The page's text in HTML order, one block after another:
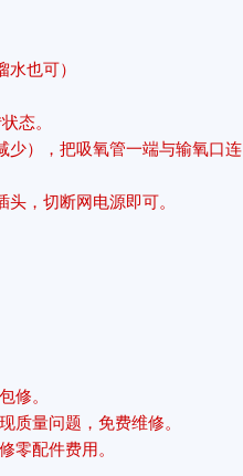
也可）
态。
少），把吸氧管一端与输氧口连
，切断网电源即可。
修。
质量问题，免费维修。
零配件费用。